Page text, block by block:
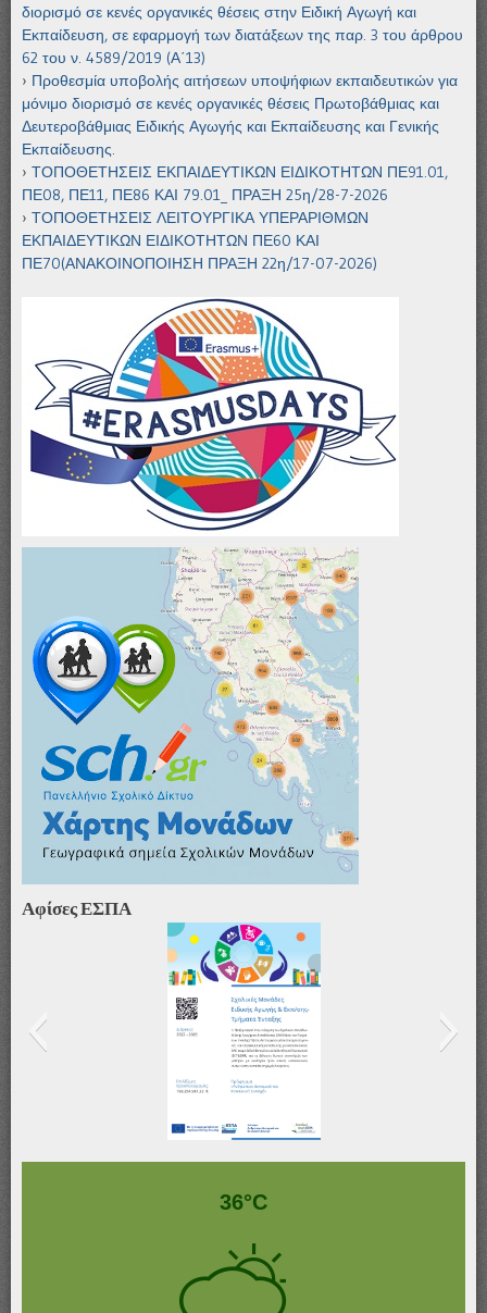
διορισμό σε κενές οργανικές θέσεις στην Ειδική Αγωγή και
Εκπαίδευση, σε εφαρμογή των διατάξεων της παρ. 3 του άρθρου
62 του ν. 4589/2019 (Α΄13)
Προθεσμία υποβολής αιτήσεων υποψήφιων εκπαιδευτικών για
μόνιμο διορισμό σε κενές οργανικές θέσεις Πρωτοβάθμιας και
Δευτεροβάθμιας Ειδικής Αγωγής και Εκπαίδευσης και Γενικής
Εκπαίδευσης.
ΤΟΠΟΘΕΤΗΣΕΙΣ ΕΚΠΑΙΔΕΥΤΙΚΩΝ ΕΙΔΙΚΟΤΗΤΩΝ ΠΕ91.01,
ΠΕ08, ΠΕ11, ΠΕ86 ΚΑΙ 79.01_ ΠΡΑΞΗ 25η/28-7-2026
ΤΟΠΟΘΕΤΗΣΕΙΣ ΛΕΙΤΟΥΡΓΙΚΑ ΥΠΕΡΑΡΙΘΜΩΝ
ΕΚΠΑΙΔΕΥΤΙΚΩΝ ΕΙΔΙΚΟΤΗΤΩΝ ΠΕ60 ΚΑΙ
ΠΕ70(ΑΝΑΚΟΙΝΟΠΟΙΗΣΗ ΠΡΑΞΗ 22η/17-07-2026)
Αφίσες ΕΣΠΑ
36°C